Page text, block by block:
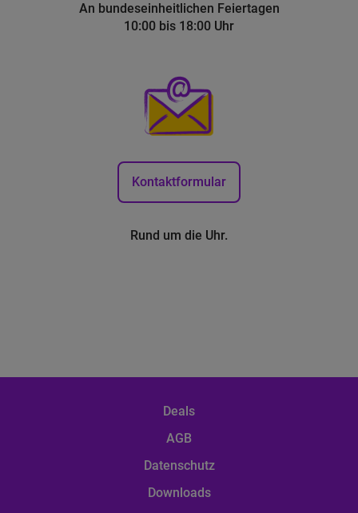
An bundeseinheitlichen Feiertagen
10:00 bis 18:00 Uhr
Kontaktformular
Rund um die Uhr.
Deals
AGB
Datenschutz
Downloads